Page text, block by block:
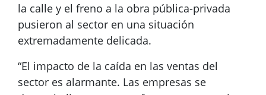
la calle y el freno a la obra pública-privada
pusieron al sector en una situación
extremadamente delicada.
“El impacto de la caída en las ventas del
sector es alarmante. Las empresas se